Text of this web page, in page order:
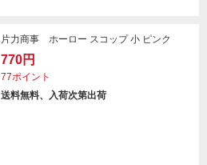
片力商事 ホーロー スコップ 小 ピンク
770円
77ポイント
送料無料、入荷次第出荷